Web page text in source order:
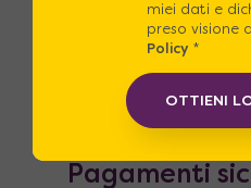
Pagamenti
miei dati e
preso visione
Policy*
OTTIENI